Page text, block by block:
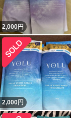
2,000円
2,000円